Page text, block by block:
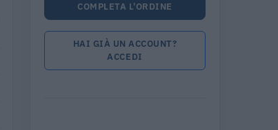
COMPLETA L'ORDINE
HAI GIÀ UN ACCOUNT?
ACCEDI